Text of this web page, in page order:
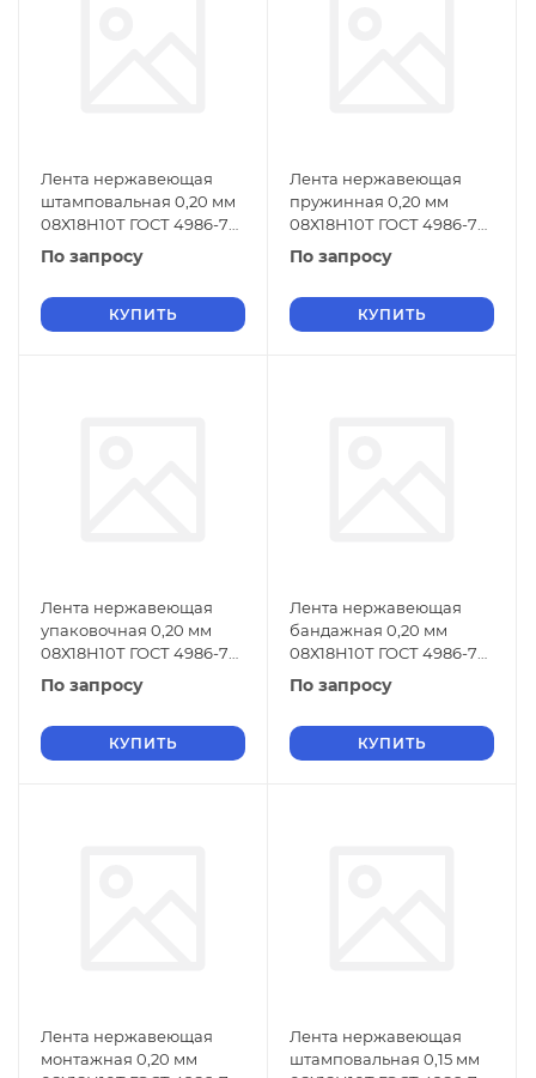
Лента нержавеющая
штамповальная 0,20 мм
08Х18Н10Т ГОСТ 4986-79
г/к
По запросу
КУПИТЬ
Лента нержавеющая
пружинная 0,20 мм
08Х18Н10Т ГОСТ 4986-79
х/к
По запросу
КУПИТЬ
Лента нержавеющая
упаковочная 0,20 мм
08Х18Н10Т ГОСТ 4986-79
г/к
По запросу
КУПИТЬ
Лента нержавеющая
бандажная 0,20 мм
08Х18Н10Т ГОСТ 4986-79
х/к
По запросу
КУПИТЬ
Лента нержавеющая
монтажная 0,20 мм
Лента нержавеющая
штамповальная 0,15 мм